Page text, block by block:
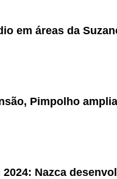
em áreas da
Pimpolho
2024: Nazca